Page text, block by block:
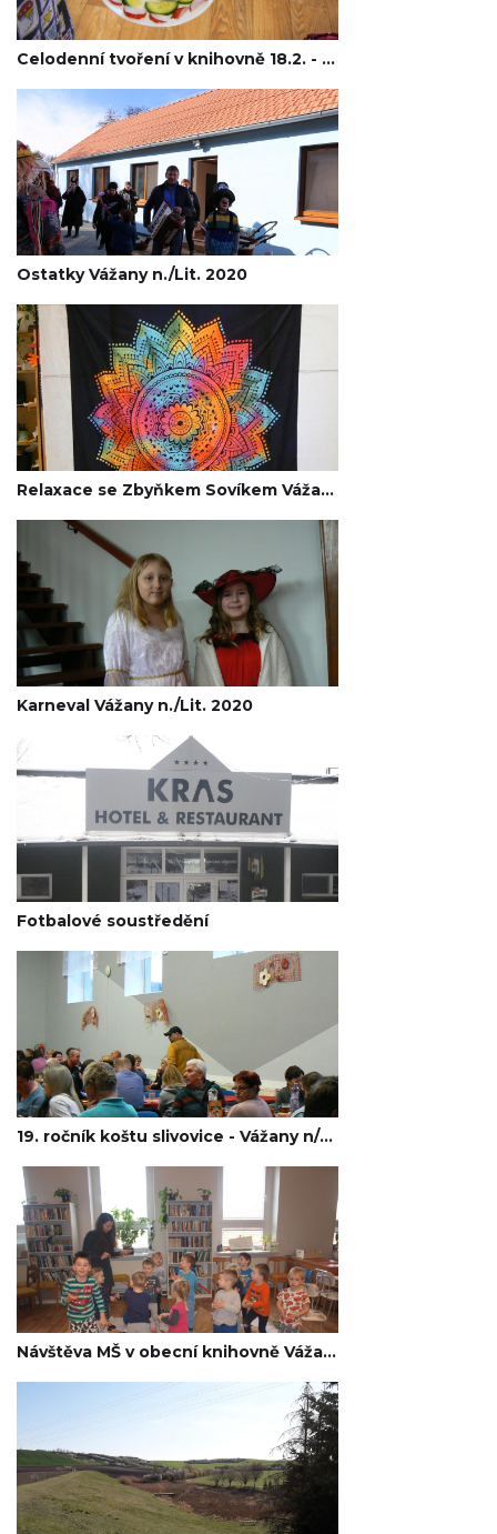
Celodenní tvoření v knihovně 18.2. - Vážany n./Lit. 2020
Ostatky Vážany n./Lit. 2020
Relaxace se Zbyňkem Sovíkem Vážany n./Lit. 2020
Karneval Vážany n./Lit. 2020
Fotbalové soustředění
19. ročník koštu slivovice - Vážany n/Lit. 2020
Návštěva MŠ v obecní knihovně Vážany n/Lit. 2020